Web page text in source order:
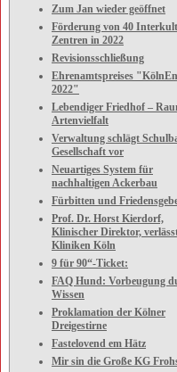
Zum Jan wieder geöffnet
Förderung von 40
Zentren in 2022
Revisionsschließung
Ehrenamtspreises
2022"
Lebendiger Friedhof –
Artenvielfalt
Verwaltung schlägt
Gesellschaft vor
Neuartiges System für
nachhaltigen Ackerbau
Fürbitten und
Prof. Dr. Horst Kierdorf,
Klinischer Direktor,
Kliniken Köln
9 für 90“-Ticket:
FAQ Hund: Vorbeugung
Wissen
Proklamation der Kölner
Dreigestirne
Fastelovend em Hätz
Mir sin die Große KG